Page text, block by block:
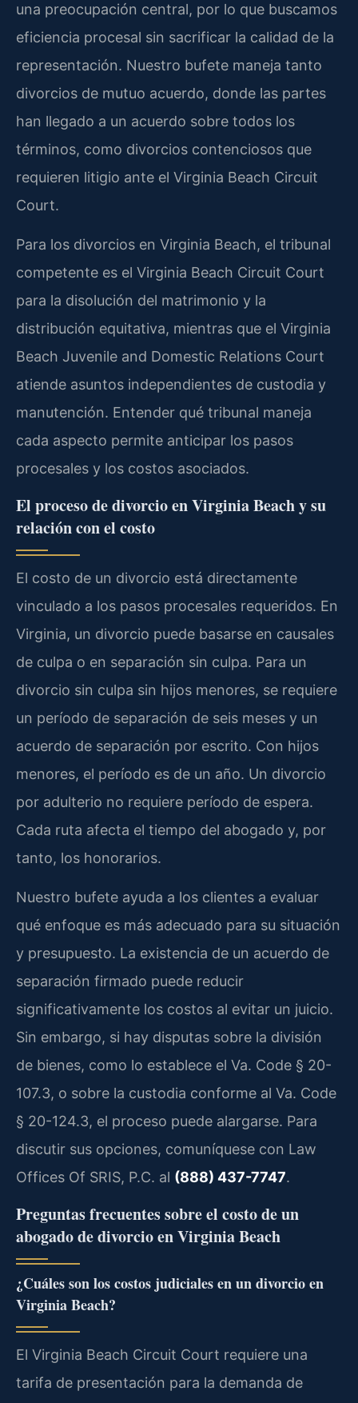
una preocupación central, por lo que buscamos
eficiencia procesal sin sacrificar la calidad de la
representación. Nuestro bufete maneja tanto
divorcios de mutuo acuerdo, donde las partes
han llegado a un acuerdo sobre todos los
términos, como divorcios contenciosos que
requieren litigio ante el Virginia Beach Circuit
Court.
Para los divorcios en Virginia Beach, el tribunal
competente es el Virginia Beach Circuit Court
para la disolución del matrimonio y la
distribución equitativa, mientras que el Virginia
Beach Juvenile and Domestic Relations Court
atiende asuntos independientes de custodia y
manutención. Entender qué tribunal maneja
cada aspecto permite anticipar los pasos
procesales y los costos asociados.
El proceso de divorcio en Virginia Beach y su
relación con el costo
El costo de un divorcio está directamente
vinculado a los pasos procesales requeridos. En
Virginia, un divorcio puede basarse en causales
de culpa o en separación sin culpa. Para un
divorcio sin culpa sin hijos menores, se requiere
un período de separación de seis meses y un
acuerdo de separación por escrito. Con hijos
menores, el período es de un año. Un divorcio
por adulterio no requiere período de espera.
Cada ruta afecta el tiempo del abogado y, por
tanto, los honorarios.
Nuestro bufete ayuda a los clientes a evaluar
qué enfoque es más adecuado para su situación
y presupuesto. La existencia de un acuerdo de
separación firmado puede reducir
significativamente los costos al evitar un juicio.
Sin embargo, si hay disputas sobre la división
de bienes, como lo establece el Va. Code § 20-
107.3, o sobre la custodia conforme al Va. Code
§ 20-124.3, el proceso puede alargarse. Para
discutir sus opciones, comuníquese con Law
Offices Of SRIS, P.C. al (888) 437-7747.
Preguntas frecuentes sobre el costo de un
abogado de divorcio en Virginia Beach
¿Cuáles son los costos judiciales en un divorcio en
Virginia Beach?
El Virginia Beach Circuit Court requiere una
tarifa de presentación para la demanda de